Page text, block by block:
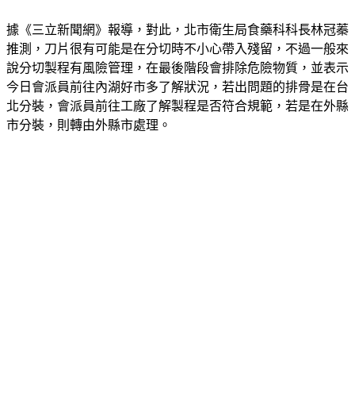
據《三立新聞網》報導，對此，北市衛生局食藥科科長林冠蓁
推測，刀片很有可能是在分切時不小心帶入殘留，不過一般來
說分切製程有風險管理，在最後階段會排除危險物質，並表示
今日會派員前往內湖好市多了解狀況，若出問題的排骨是在台
北分裝，會派員前往工廠了解製程是否符合規範，若是在外縣
市分裝，則轉由外縣市處理。